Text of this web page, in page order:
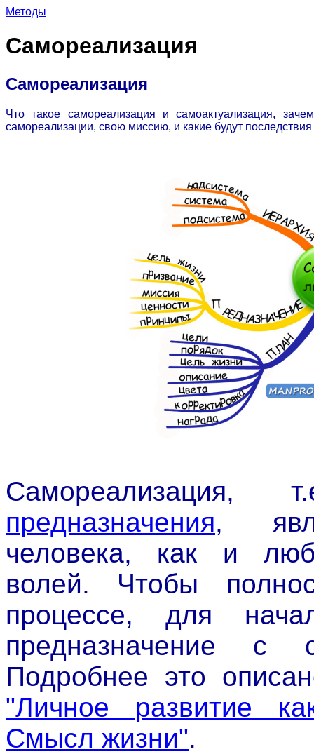
Методы
Самореализация
Самореализация
Что такое самореализация и самоактуализация,
самореализации, свою миссию, и какие будут
Самореализация,
предназначения,
человека, как и
волей. Чтобы
процессе, для
предназначение с
Подробнее это
"Личное развитие
Смысл жизни".